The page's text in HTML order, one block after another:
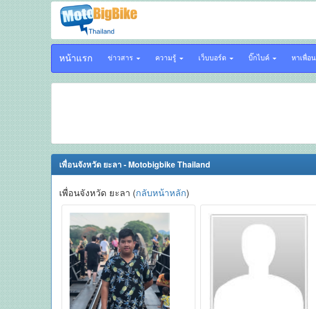
หน้าแรก ข่าวสาร ความรู้ เว็บบอร์ด บิ๊กไบค์ หาเพื่อน
เพื่อนจังหวัด ยะลา - Motobigbike Thailand
เพื่อนจังหวัด ยะลา (กลับหน้าหลัก)